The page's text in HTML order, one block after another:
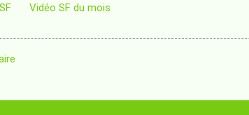
Vidéo SF du mois